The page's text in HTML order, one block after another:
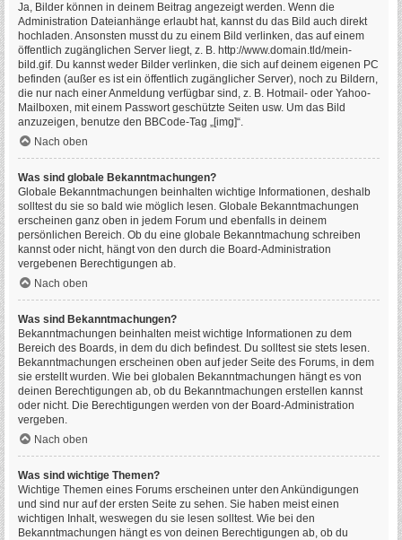
Ja, Bilder können in deinem Beitrag angezeigt werden. Wenn die
Administration Dateianhänge erlaubt hat, kannst du das Bild auch direkt
hochladen. Ansonsten musst du zu einem Bild verlinken, das auf einem
öffentlich zugänglichen Server liegt, z. B. http://www.domain.tld/mein-
bild.gif. Du kannst weder Bilder verlinken, die sich auf deinem eigenen PC
befinden (außer es ist ein öffentlich zugänglicher Server), noch zu Bildern,
die nur nach einer Anmeldung verfügbar sind, z. B. Hotmail- oder Yahoo-
Mailboxen, mit einem Passwort geschützte Seiten usw. Um das Bild
anzuzeigen, benutze den BBCode-Tag „[img]“.
Nach oben
Was sind globale Bekanntmachungen?
Globale Bekanntmachungen beinhalten wichtige Informationen, deshalb
solltest du sie so bald wie möglich lesen. Globale Bekanntmachungen
erscheinen ganz oben in jedem Forum und ebenfalls in deinem
persönlichen Bereich. Ob du eine globale Bekanntmachung schreiben
kannst oder nicht, hängt von den durch die Board-Administration
vergebenen Berechtigungen ab.
Nach oben
Was sind Bekanntmachungen?
Bekanntmachungen beinhalten meist wichtige Informationen zu dem
Bereich des Boards, in dem du dich befindest. Du solltest sie stets lesen.
Bekanntmachungen erscheinen oben auf jeder Seite des Forums, in dem
sie erstellt wurden. Wie bei globalen Bekanntmachungen hängt es von
deinen Berechtigungen ab, ob du Bekanntmachungen erstellen kannst
oder nicht. Die Berechtigungen werden von der Board-Administration
vergeben.
Nach oben
Was sind wichtige Themen?
Wichtige Themen eines Forums erscheinen unter den Ankündigungen
und sind nur auf der ersten Seite zu sehen. Sie haben meist einen
wichtigen Inhalt, weswegen du sie lesen solltest. Wie bei den
Bekanntmachungen hängt es von deinen Berechtigungen ab, ob du